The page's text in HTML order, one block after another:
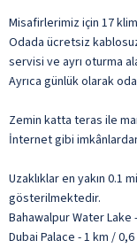
Misafirlerimiz için 17
Odada ücretsiz
servisi ve ayrı oturma
Ayrıca günlük olarak
Zemin katta teras ile
İnternet gibi
Uzaklıklar en yakın 0.1
gösterilmektedir.
Bahawalpur Water Lake
Dubai Palace - 1 km / 0,6